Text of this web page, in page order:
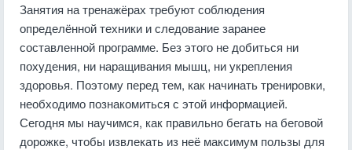
Занятия на тренажёрах требуют соблюдения
определённой техники и следование заранее
составленной программе. Без этого не добиться ни
похудения, ни наращивания мышц, ни укрепления
здоровья. Поэтому перед тем, как начинать тренировки,
необходимо познакомиться с этой информацией.
Сегодня мы научимся, как правильно бегать на беговой
дорожке, чтобы извлекать из неё максимум пользы для